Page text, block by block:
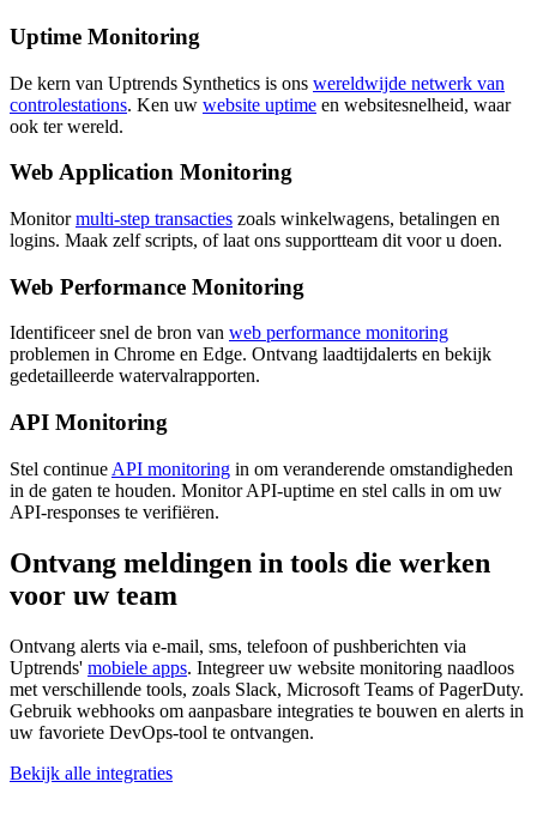
Uptime Monitoring
De kern van Uptrends Synthetics is ons wereldwijde netwerk van
controlestations. Ken uw website uptime en websitesnelheid, waar
ook ter wereld.
Web Application Monitoring
Monitormulti-step transacties zoals winkelwagens, betalingen en
logins. Maak zelf scripts, of laat ons supportteam dit voor u doen.
Web Performance Monitoring
Identificeer snel de bron van web performance monitoring
problemen in Chrome en Edge. Ontvang laadtijdalerts en bekijk
gedetailleerde watervalrapporten.
API Monitoring
Stel continue API monitoring in om veranderende omstandigheden
in de gaten te houden. Monitor API-uptime en stel calls in om uw
API-responses te verifiëren.
Ontvang meldingen in tools die werken
voor uw team
Ontvang alerts via e-mail, sms, telefoon of pushberichten via
Uptrends' mobiele apps. Integreer uw website monitoring naadloos
met verschillende tools, zoals Slack, Microsoft Teams of PagerDuty.
Gebruik webhooks om aanpasbare integraties te bouwen en alerts in
uw favoriete DevOps-tool te ontvangen.
Bekijk alle integraties